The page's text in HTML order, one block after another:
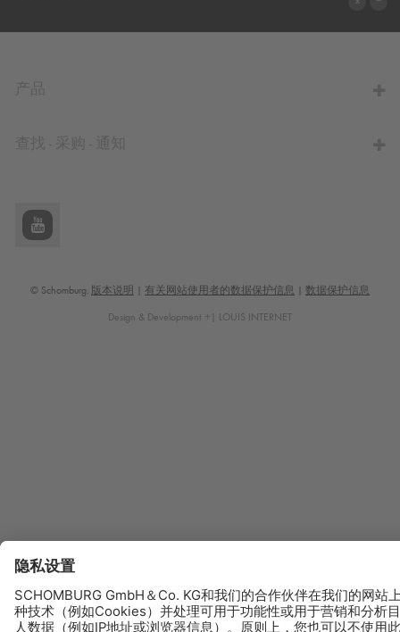
© Schomburg. 版本说明 有关网站使用者的数据保护信息 数据保护信息
Design & Development +| LOUIS INTERNET